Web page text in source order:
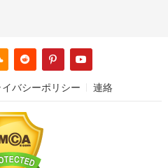
イバシーポリシー 連絡